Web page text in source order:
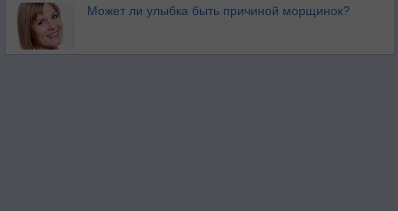
Может ли улыбка быть причиной морщинок?